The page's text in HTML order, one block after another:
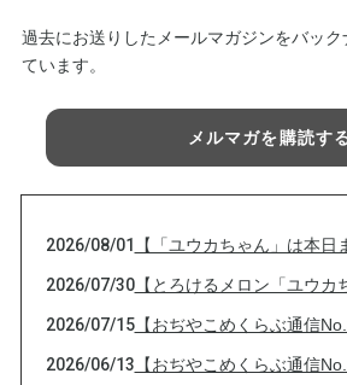
過去にお送りしたメールマガジンをバッ
ています。
メルマガを購読す
2026/08/01 【「ユウカちゃん」は本日
2026/07/30【とろけるメロン「ユウカ
2026/07/15【おぢやこめくらぶ通信
2026/06/13 【おぢやこめくらぶ通信